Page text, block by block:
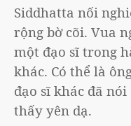
Siddhatta nối
rộng bờ cõi. Vua
một đạo sĩ trong
khác. Có thể là
đạo sĩ khác đã
thấy yên dạ.